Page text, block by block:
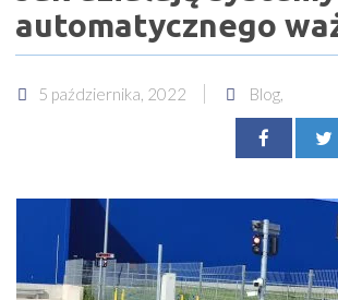
pracowników obsługi wagi. Rocznie […]
automatycznego
5 października, 2022 Blog,